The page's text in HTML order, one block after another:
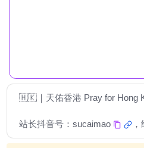
🇭🇰｜天佑香港 Pray for Hong
站长抖音号： sucaimao